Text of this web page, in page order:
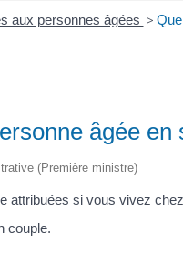
aux personnes âgées >
âgée
(Première ministre)
attribuées si vous vivez
couple.